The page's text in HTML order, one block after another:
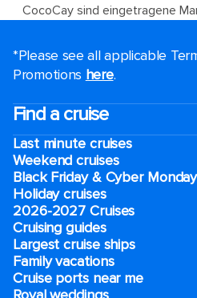
CocoCay sind eingetragene
*Please see all applicable
Promotions here.
Find a cruise
Last minute cruises
Weekend cruises
Black Friday & Cyber Monday
Holiday cruises
2026-2027 Cruises
Cruising guides
Largest cruise ships
Family vacations
Cruise ports near me